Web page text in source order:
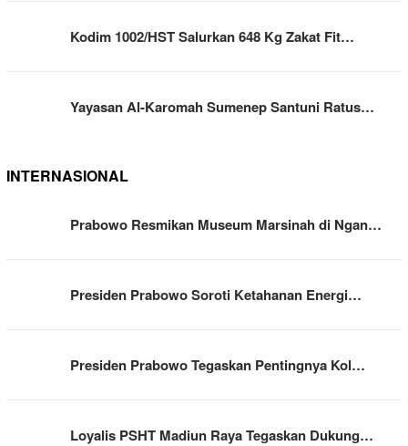
Kodim 1002/HST Salurkan 648 Kg Zakat Fit…
Yayasan Al-Karomah Sumenep Santuni Ratus…
INTERNASIONAL
Prabowo Resmikan Museum Marsinah di Ngan…
Presiden Prabowo Soroti Ketahanan Energi…
Presiden Prabowo Tegaskan Pentingnya Kol…
Loyalis PSHT Madiun Raya Tegaskan Dukung…